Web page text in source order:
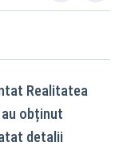
Realitatea
obținut
detalii